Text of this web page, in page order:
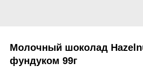
Молочный шоколад
фундуком 99г